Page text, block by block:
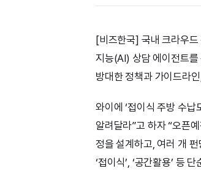
[비즈한국] 국내 크라우드
지능(AI) 상담 에이전트를
방대한 정책과 가이드라
와이에 ‘접이식 주방 수
알려달라”고 하자 “오픈
정을 설계하고, 여러 개 펀
‘접이식’, ‘공간활용’ 등